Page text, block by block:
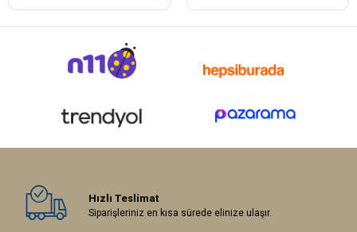
Hızlı Teslimat
Siparişleriniz en kısa sürede elinize ulaşır.